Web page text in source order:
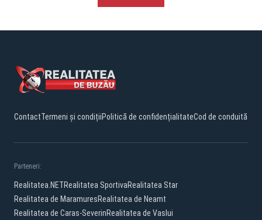
ContactTermeni și condițiiPolitică de confidențialitateCod de conduită
Parteneri:
Realitatea.NETRealitatea SportivaRealitatea Star
Realitatea de MaramuresRealitatea de Neamt
Realitatea de Caras-SeverinRealitatea de Vaslui